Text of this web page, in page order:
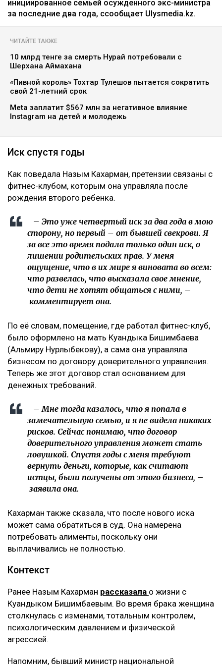
инициированное семьей осужденного экс-министра
за последние два года, ссообщает Ulysmedia.kz.
ЧИТАЙТЕ ТАКЖЕ
10 млрд тенге за смерть Нурай потребовали с
Шерхана Аймахана
«Пивной король» Тохтар Тулешов пытается сократить
свой 21-летний срок
Meta заплатит $567 млн за негативное влияние
Instagram на детей и молодежь
Иск спустя годы
Как поведала Назым Кахарман, претензии связаны с
фитнес-клубом, которым она управляла после
рождения второго ребенка.
– Это уже четвертый иск за два года в мою
сторону, но первый – от бывшей свекрови. Я
за все это время подала только один иск, о
лишении родительских прав. У меня
ощущение, что в их мире я виновата во всем:
что развелась, что высказала свое мнение,
что дети не хотят общаться с ними, –
комментирует она.
По её словам, помещение, где работал фитнес-клуб,
было оформлено на мать Куандыка Бишимбаева
(Альмиру Нурлыбекову), а сама она управляла
бизнесом по договору доверительного управления.
Теперь же этот договор стал основанием для
денежных требований.
– Мне тогда казалось, что я попала в
замечательную семью, и я не видела никаких
рисков. Сейчас понимаю, что договор
доверительного управления может стать
ловушкой. Спустя годы с меня требуют
вернуть деньги, которые, как считают
истцы, были получены от этого бизнеса, –
заявила она.
Кахарман также сказала, что после нового иска
может сама обратиться в суд. Она намерена
потребовать алименты, поскольку они
выплачивались не полностью.
Контекст
Ранее Назым Кахарман рассказала о жизни с
Куандыком Бишимбаевым. Во время брака женщина
столкнулась с изменами, тотальным контролем,
психологическим давлением и физической
агрессией.
Напомним, бывший министр национальной